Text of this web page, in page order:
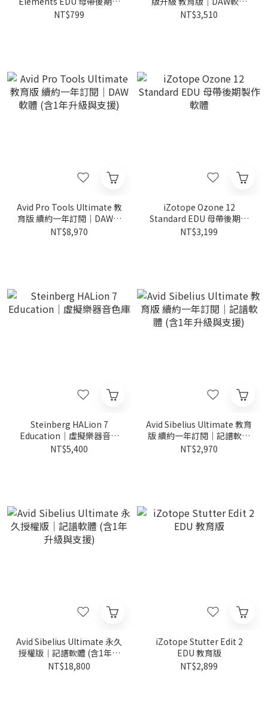
作軟體
NT$799
(含1年升級與支援)
NT$3,510
Avid Pro Tools Ultimate 教
育版 續約一年訂閱｜DAW軟
體 (含1年升級與支援)
NT$8,970
iZotope Ozone 12
Standard EDU 母帶後期製
作軟體
NT$3,199
Steinberg HALion 7
Education｜虛擬樂器音色
庫
NT$5,400
Avid Sibelius Ultimate 教育
版 續約一年訂閱｜記譜軟體
(含1年升級與支援)
NT$2,970
Avid Sibelius Ultimate 永久
授權版｜記譜軟體 (含1年升
級與支援)
NT$18,800
iZotope Stutter Edit 2
EDU 教育版
NT$2,899